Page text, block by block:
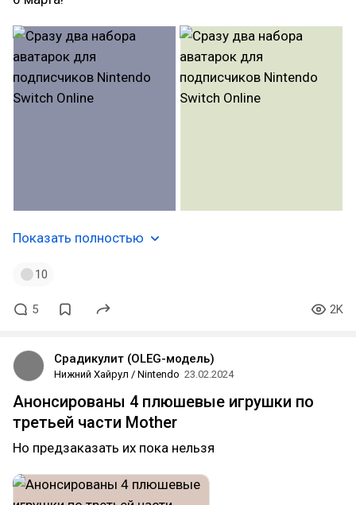
Показать полностью
10
5 2K
Срадикулит (OLEG-модель)
Нижний Хайрул / Nintendo 23.02.2024
Анонсированы 4 плюшевые игрушки по
третьей части Mother
Но предзаказать их пока нельзя